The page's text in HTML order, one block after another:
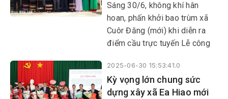
Sáng 30/6, không khí hân
hoan, phấn khởi bao trùm xã
Cuôr Đăng (mới) khi diễn ra
điểm cầu trực tuyến Lễ công
Trung ương và địa phương về
sáp nhập đơn vị hành chính
cấp tỉnh, cấp xã, kết thúc hoạt
2025-06-30 15:53:41.0
Kỳ vọng lớn chung sức
dựng xây xã Ea Hiao mới